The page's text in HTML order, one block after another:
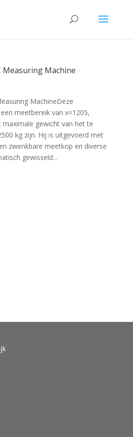
Measuring Machine
MachineDeze
meetbereik van x=1205,
maximale gewicht van het te
kg zijn. Hij is uitgevoerd met
zwenkbare meetkop en diverse
gewisseld...